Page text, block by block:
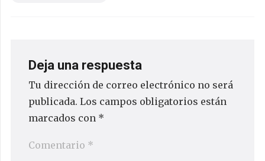
Deja una respuesta
Tu dirección de correo electrónico no será
publicada. Los campos obligatorios están
marcados con *